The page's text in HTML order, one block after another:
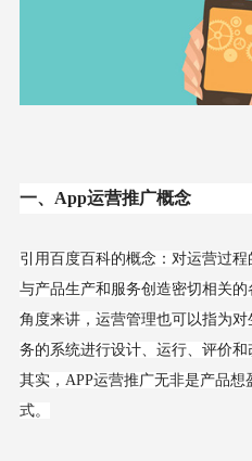
一、App运营推广概念
引用百度百科的概念：对运营过
与产品生产和服务创造密切相关
角度来讲，运营管理也可以指为
务的系统进行设计、运行、评价和
其实，APP运营推广无非是产品
式。